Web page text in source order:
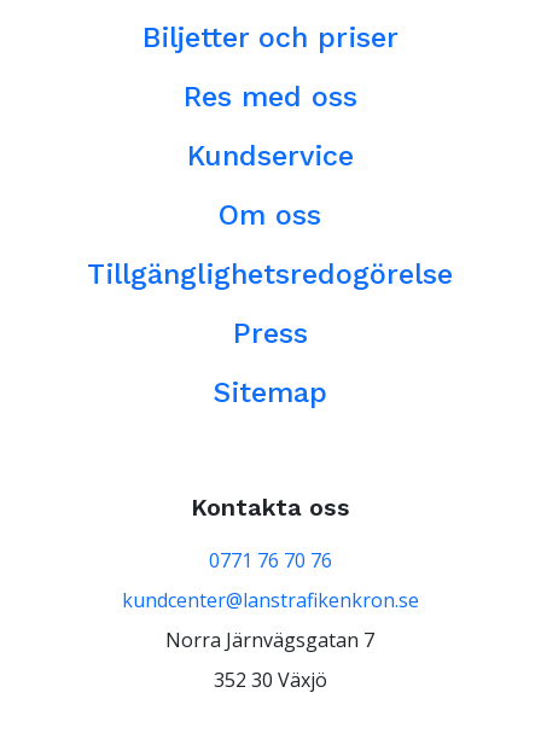
Biljetter och priser
Res med oss
Kundservice
Om oss
Tillgänglighetsredogörelse
Press
Sitemap
Kontakta oss
0771 76 70 76
kundcenter@lanstrafikenkron.se
Norra Järnvägsgatan 7
352 30 Växjö